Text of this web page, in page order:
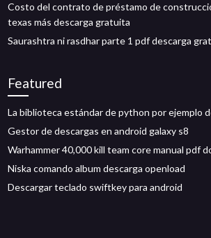
Costo del contrato de préstamo de
texas más descarga gratuita
Saurashtra ni rasdhar parte 1 pdf descarga
Featured
La biblioteca estándar de python por ejemplo
Gestor de descargas en android galaxy s8
Warhammer 40,000 kill team core manual pdf
Niska comando album descarga openload
Descargar teclado swiftkey para android